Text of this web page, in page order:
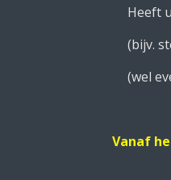
Heeft u nog wat
(bijv.
(wel even
Vanaf